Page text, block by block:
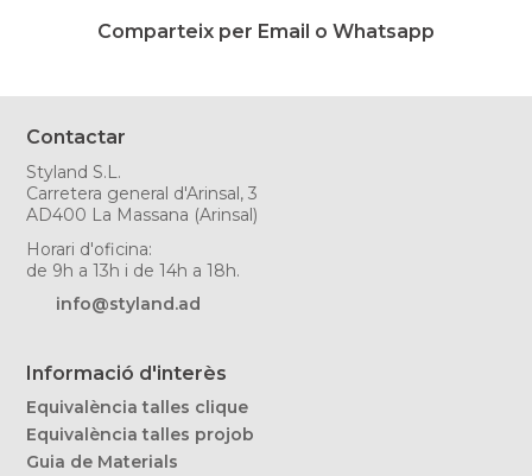
Comparteix per Email o Whatsapp
Contactar
Styland S.L.
Carretera general d'Arinsal, 3
AD400 La Massana (Arinsal)
Horari d'oficina:
de 9h a 13h i de 14h a 18h.
info@styland.ad
Informació d'interès
Equivalència talles clique
Equivalència talles projob
Guia de Materials